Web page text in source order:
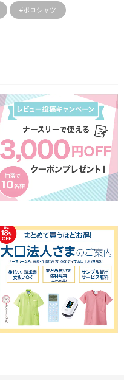
#ポロシャツ